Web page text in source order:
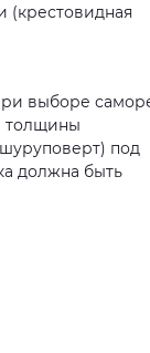
(крестовидная
выборе
толщины
под
должна быть